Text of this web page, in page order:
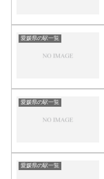
愛媛県の駅一覧
愛媛県の駅一覧
愛媛県の駅一覧